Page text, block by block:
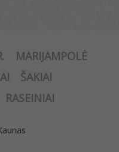
MARIJAMPOLĖ
ŠAKIAI
RASEINIAI